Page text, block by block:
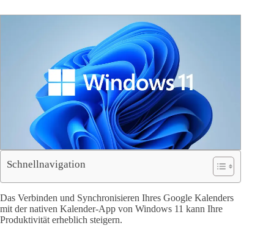
Schnellnavigation
Das Verbinden und Synchronisieren Ihres Google Kalenders
mit der nativen Kalender-App von Windows 11 kann Ihre
Produktivität erheblich steigern.